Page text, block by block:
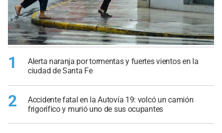
1
Alerta naranja por tormentas y fuertes vientos en la
ciudad de Santa Fe
2
Accidente fatal en la Autovía 19: volcó un camión
frigorífico y murió uno de sus ocupantes